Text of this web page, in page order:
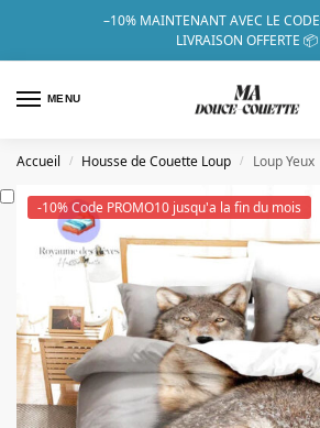
–10% MAINTENANT AVEC LE CODE
LIVRAISON OFFERTE 📦
MENU
Accueil / Housse de Couette Loup / Loup Yeux
-10% Code PROMO10 jusqu'a la fin du mois